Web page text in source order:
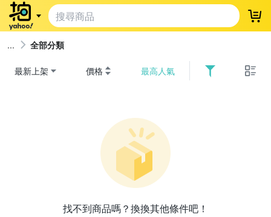
登
全部分類
最新上架 價格 最高人氣
找不到商品嗎？換換其他條件吧！